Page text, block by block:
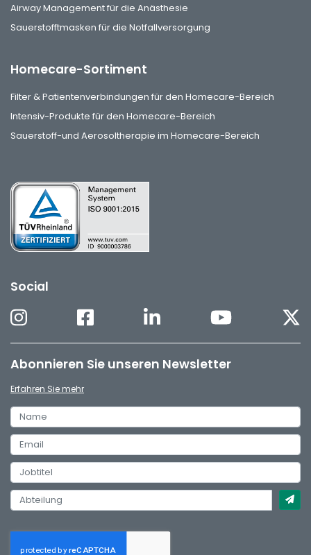
Airway Management für die Anästhesie
Sauerstofftmasken für die Notfallversorgung
Homecare-Sortiment
Filter & Patientenverbindungen für den Homecare-Bereich
Intensiv-Produkte für den Homecare-Bereich
Sauerstoff-und Aerosoltherapie im Homecare-Bereich
Social
Abonnieren Sie unseren Newsletter
Erfahren Sie mehr